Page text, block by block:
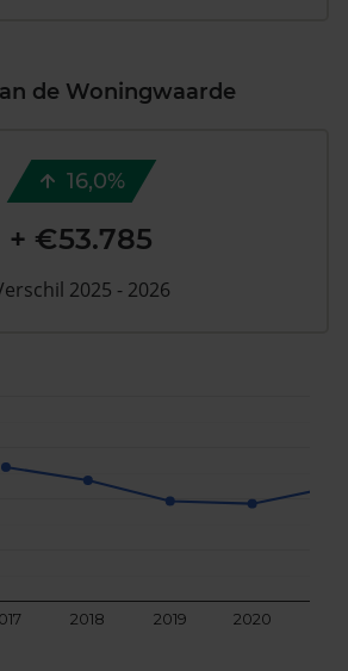
de Woningwaarde
2018 2019 2020
16,0%
+ €53.785
2025 - 2026